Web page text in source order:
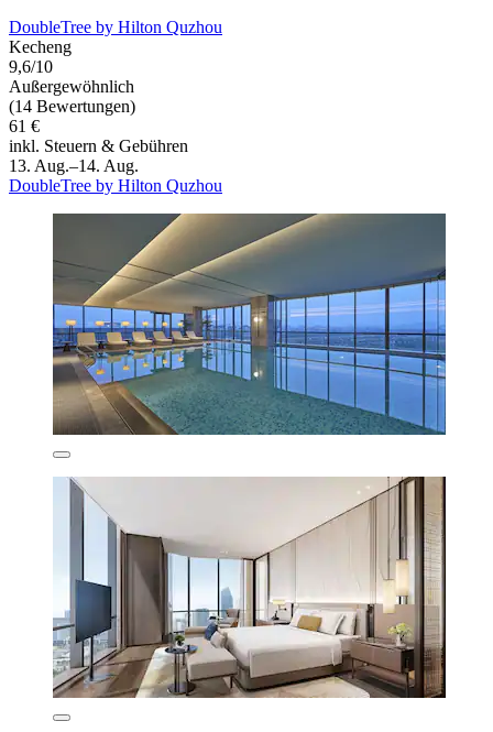
DoubleTree by Hilton Quzhou
Kecheng
9,6/10
Außergewöhnlich
(14 Bewertungen)
61 €
inkl. Steuern & Gebühren
13. Aug.–14. Aug.
DoubleTree by Hilton Quzhou